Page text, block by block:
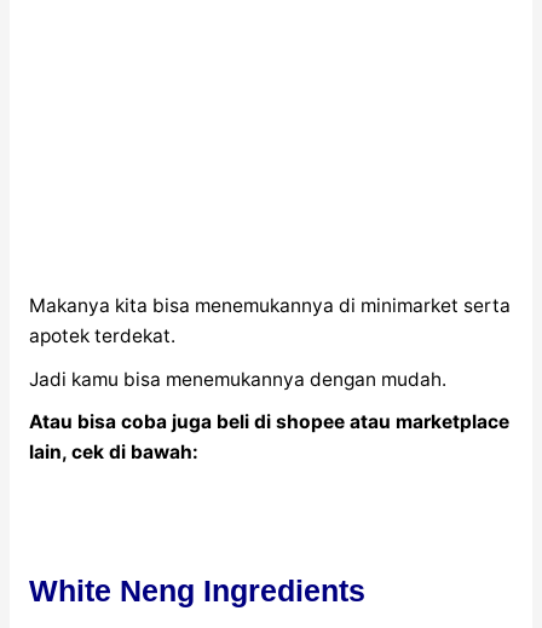
Makanya kita bisa menemukannya di minimarket serta
apotek terdekat.
Jadi kamu bisa menemukannya dengan mudah.
Atau bisa coba juga beli di shopee atau marketplace
lain, cek di bawah:
White Neng Ingredients